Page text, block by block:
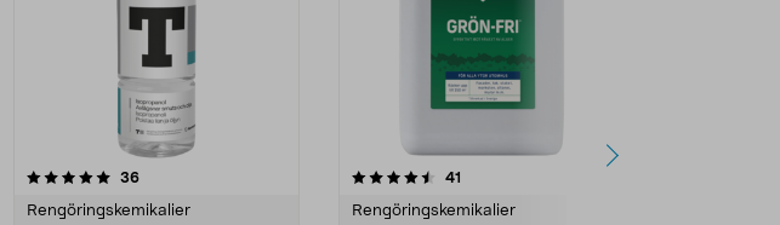
36recensioner
Rengöringskemikalier
4.5 av 5 stjärnor 41
Rengöringskemikalier
3.5 av 5 stjärnor